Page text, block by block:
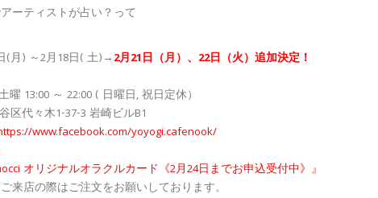
ーティストが占い？って
(月) ～2月18日( 土)→2月21日（月）、22日（火）追加決定！
曜 13:00 ～ 22:00 ( 日曜日, 祝日定休）
区代々木1-37-3 岩崎ビルB1
www.facebook.com/yoyogi.cafenook/
オリジナルオラクルカード《2月24日までお申込受付中》』
来店の際はご注文をお願いしております。